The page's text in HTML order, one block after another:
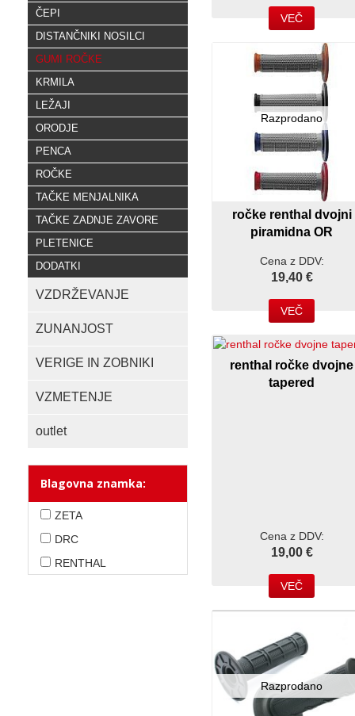
ČEPI
DISTANČNIKI NOSILCI
GUMI ROČKE
KRMILA
LEŽAJI
ORODJE
PENCA
ROČKE
TAČKE MENJALNIKA
TAČKE ZADNJE ZAVORE
PLETENICE
DODATKI
VZDRŽEVANJE
ZUNANJOST
VERIGE IN ZOBNIKI
VZMETENJE
outlet
Blagovna znamka:
ZETA
DRC
RENTHAL
VEČ
Razprodano
ročke renthal dvojni
piramidna OR
Cena z DDV:
19,40 €
VEČ
renthal ročke dvojne
tapered
Cena z DDV:
19,00 €
VEČ
Razprodano